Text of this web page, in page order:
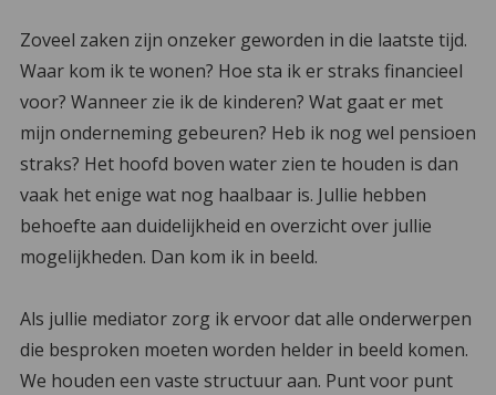
Zoveel zaken zijn onzeker geworden in die laatste tijd.
Waar kom ik te wonen? Hoe sta ik er straks financieel
voor? Wanneer zie ik de kinderen? Wat gaat er met
mijn onderneming gebeuren? Heb ik nog wel pensioen
straks? Het hoofd boven water zien te houden is dan
vaak het enige wat nog haalbaar is. Jullie hebben
behoefte aan duidelijkheid en overzicht over jullie
mogelijkheden. Dan kom ik in beeld.
Als jullie mediator zorg ik ervoor dat alle onderwerpen
die besproken moeten worden helder in beeld komen.
We houden een vaste structuur aan. Punt voor punt